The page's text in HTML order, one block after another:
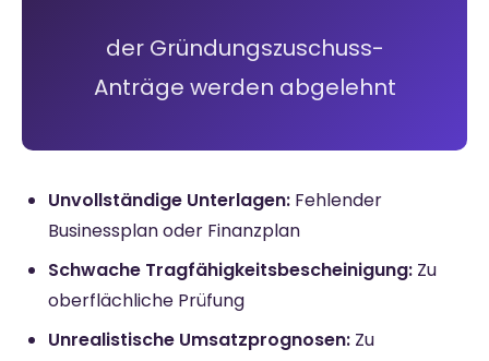
der Gründungszuschuss-
Anträge werden abgelehnt
Unvollständige Unterlagen: Fehlender
Businessplan oder Finanzplan
Schwache Tragfähigkeitsbescheinigung: Zu
oberflächliche Prüfung
Unrealistische Umsatzprognosen: Zu